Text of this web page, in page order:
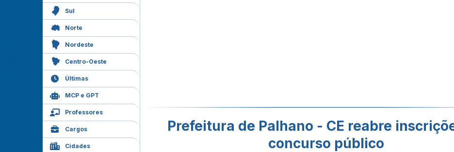
Sul
Norte
Nordeste
Centro-Oeste
Últimas
MCP e GPT
Professores
Cargos
Cidades
Prefeitura de Palhano - CE reabre
concurso público